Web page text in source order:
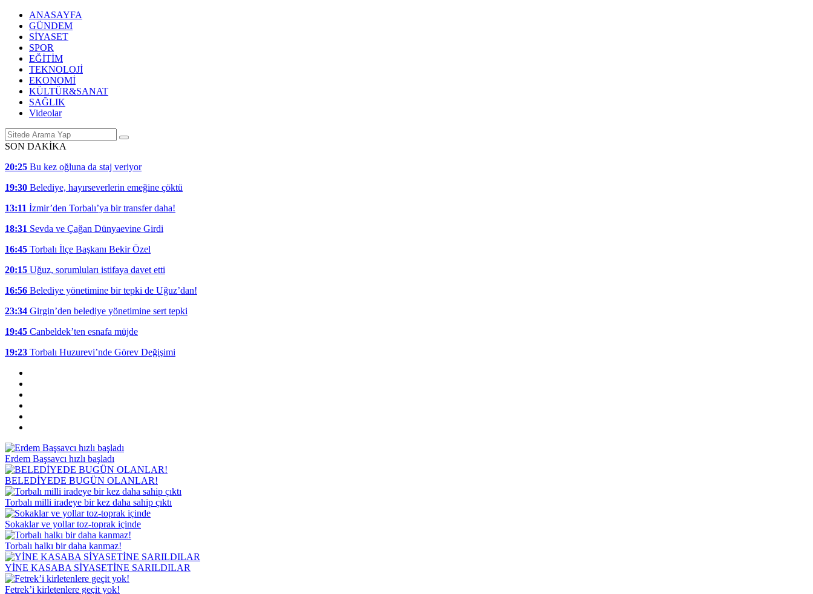
ANASAYFA
GÜNDEM
SİYASET
SPOR
EĞİTİM
TEKNOLOJİ
EKONOMİ
KÜLTÜR&SANAT
SAĞLIK
Videolar
SON DAKİKA
20:25 Bu kez oğluna da staj veriyor
19:30 Belediye, hayırseverlerin emeğine çöktü
13:11 İzmir’den Torbalı’ya bir transfer daha!
18:31 Sevda ve Çağan Dünyaevine Girdi
16:45 Torbalı İlçe Başkanı Bekir Özel
20:15 Uğuz, sorumluları istifaya davet etti
16:56 Belediye yönetimine bir tepki de Uğuz’dan!
23:34 Girgin’den belediye yönetimine sert tepki
19:45 Canbeldek’ten esnafa müjde
19:23 Torbalı Huzurevi’nde Görev Değişimi
Erdem Başsavcı hızlı başladı
BELEDİYEDE BUGÜN OLANLAR!
Torbalı milli iradeye bir kez daha sahip çıktı
Sokaklar ve yollar toz-toprak içinde
Torbalı halkı bir daha kanmaz!
YİNE KASABA SİYASETİNE SARILDILAR
Fetrek’i kirletenlere geçit yok!